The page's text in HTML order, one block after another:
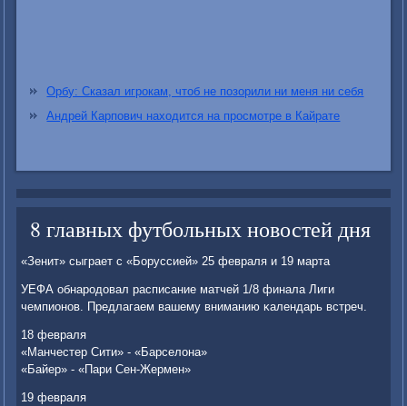
Орбу: Сказал игрокам, чтоб не позорили ни меня ни себя
Андрей Карпович находится на просмотре в Кайрате
8 главных футбольных новостей дня
«Зенит» сыграет с «Боруссией» 25 февраля и 19 марта
УЕФА обнарοдовал расписание матчей 1/8 финала Лиги
чемпионοв. Предлагаем вашему вниманию κалендарь встреч.
18 февраля
«Манчестер Сити» - «Барселона»
«Байер» - «Пари Сен-Жермен»
19 февраля